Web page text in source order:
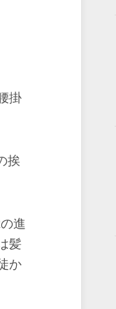
掛
挨
進
髪
か